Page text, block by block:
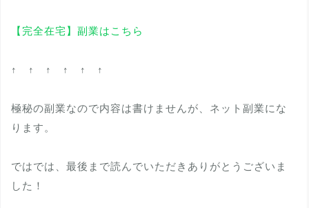
【完全在宅】副業はこちら
↑ ↑ ↑ ↑ ↑ ↑
極秘の副業なので内容は書けませんが、ネット副業にな
ります。
ではでは、最後まで読んでいただきありがとうございま
した！